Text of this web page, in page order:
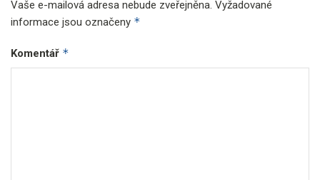
Vaše e-mailová adresa nebude zveřejněna. Vyžadované
informace jsou označeny *
Komentář *